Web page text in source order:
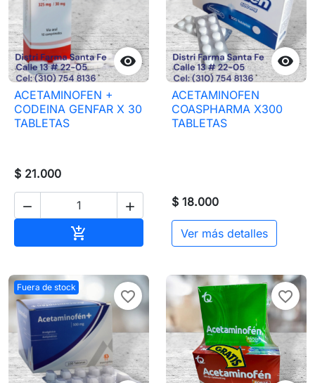

ACETAMINOFEN +
CODEINA GENFAR X 30
TABLETAS
$ 21.000
 


ACETAMINOFEN
COASPHARMA X300
TABLETAS
$ 18.000
Ver más detalles
Fuera de stock
favorite_border favorite_border